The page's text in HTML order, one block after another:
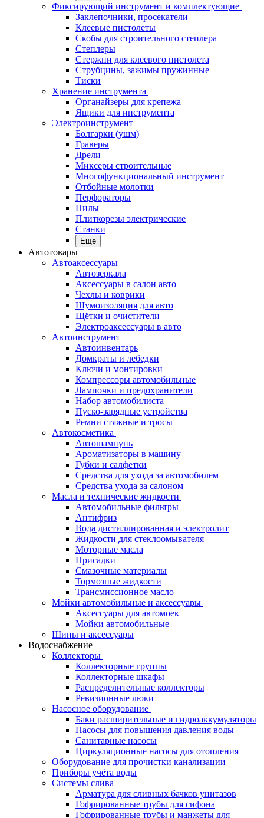
Фиксирующий инструмент и комплектующие
Заклепочники, просекатели
Клеевые пистолеты
Скобы для строительного степлера
Степлеры
Стержни для клеевого пистолета
Струбцины, зажимы пружинные
Тиски
Хранение инструмента
Органайзеры для крепежа
Ящики для инструмента
Электроинструмент
Болгарки (ушм)
Граверы
Дрели
Миксеры строительные
Многофункциональный инструмент
Отбойные молотки
Перфораторы
Пилы
Плиткорезы электрические
Станки
Еще
Автотовары
Автоаксессуары
Автозеркала
Аксессуары в салон авто
Чехлы и коврики
Шумоизоляция для авто
Щётки и очистители
Электроаксессуары в авто
Автоинструмент
Автоинвентарь
Домкраты и лебедки
Ключи и монтировки
Компрессоры автомобильные
Лампочки и предохранители
Набор автомобилиста
Пуско-зарядные устройства
Ремни стяжные и тросы
Автокосметика
Автошампунь
Ароматизаторы в машину
Губки и салфетки
Средства для ухода за автомобилем
Средства ухода за салоном
Масла и технические жидкости
Автомобильные фильтры
Антифриз
Вода дистиллированная и электролит
Жидкости для стеклоомывателя
Моторные масла
Присадки
Смазочные материалы
Тормозные жидкости
Трансмиссионное масло
Мойки автомобильные и аксессуары
Аксессуары для автомоек
Мойки автомобильные
Шины и аксессуары
Водоснабжение
Коллекторы
Коллекторные группы
Коллекторные шкафы
Распределительные коллекторы
Ревизионные люки
Насосное оборудование
Баки расширительные и гидроаккумуляторы
Насосы для повышения давления воды
Санитарные насосы
Циркуляционные насосы для отопления
Оборудование для прочистки канализации
Приборы учёта воды
Системы слива
Арматура для сливных бачков унитазов
Гофрированные трубы для сифона
Гофрированные трубы и манжеты для